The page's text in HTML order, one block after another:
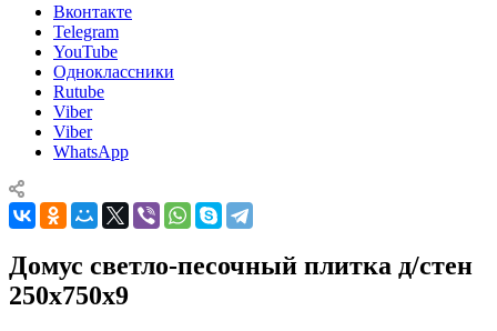
Вконтакте
Telegram
YouTube
Одноклассники
Rutube
Viber
Viber
WhatsApp
Домус светло-песочный плитка д/стен
250x750x9